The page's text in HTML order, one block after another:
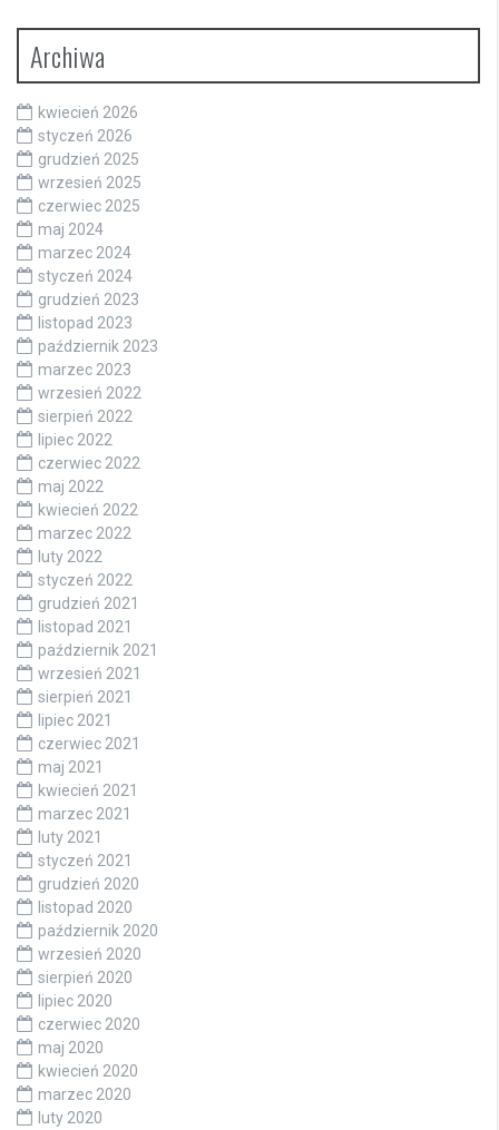
Archiwa
kwiecień 2026
styczeń 2026
grudzień 2025
wrzesień 2025
czerwiec 2025
maj 2024
marzec 2024
styczeń 2024
grudzień 2023
listopad 2023
październik 2023
marzec 2023
wrzesień 2022
sierpień 2022
lipiec 2022
czerwiec 2022
maj 2022
kwiecień 2022
marzec 2022
luty 2022
styczeń 2022
grudzień 2021
listopad 2021
październik 2021
wrzesień 2021
sierpień 2021
lipiec 2021
czerwiec 2021
maj 2021
kwiecień 2021
marzec 2021
luty 2021
styczeń 2021
grudzień 2020
listopad 2020
październik 2020
wrzesień 2020
sierpień 2020
lipiec 2020
czerwiec 2020
maj 2020
kwiecień 2020
marzec 2020
luty 2020